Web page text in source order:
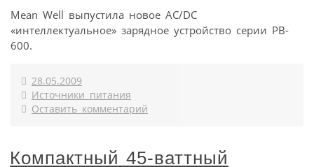
Mean Well выпустила новое AC/DC
«интеллектуальное» зарядное устройство серии PB-
600.
28.05.2009
Источники питания
Оставить комментарий
Компактный 45-ваттный